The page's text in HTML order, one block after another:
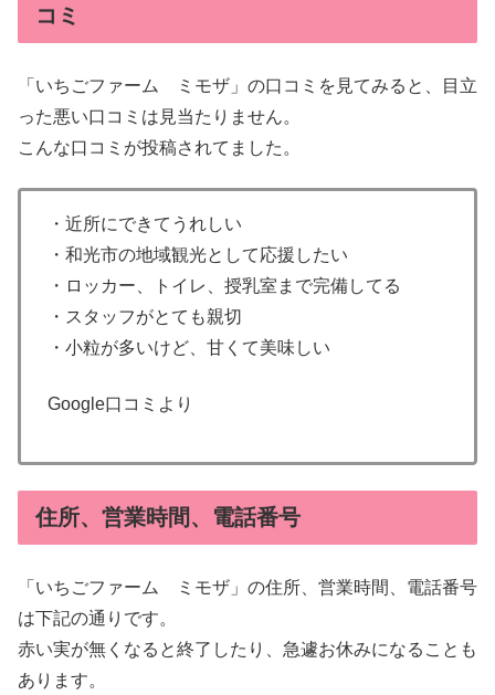
コミ
「いちごファーム ミモザ」の口コミを見てみると、目立
った悪い口コミは見当たりません。
こんな口コミが投稿されてました。
・近所にできてうれしい
・和光市の地域観光として応援したい
・ロッカー、トイレ、授乳室まで完備してる
・スタッフがとても親切
・小粒が多いけど、甘くて美味しい
Google口コミより
住所、営業時間、電話番号
「いちごファーム ミモザ」の住所、営業時間、電話番号
は下記の通りです。
赤い実が無くなると終了したり、急遽お休みになることも
あります。